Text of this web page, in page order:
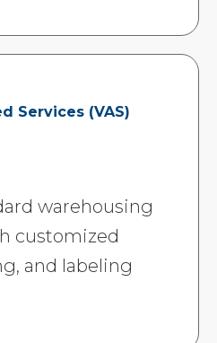
Services (VAS)
warehousing
customized
and labeling